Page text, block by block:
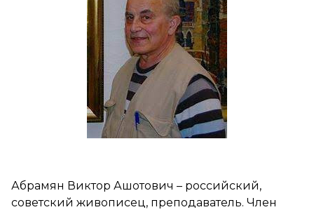
Абрамян Виктор Ашотович – российский,
советский живописец, преподаватель. Член